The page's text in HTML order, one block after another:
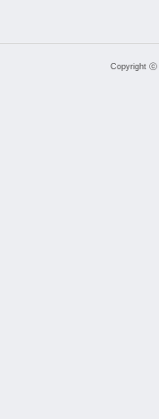
Copyright ⓒ